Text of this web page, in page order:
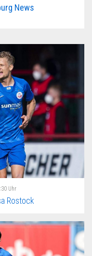
News
Uhr
Rostock